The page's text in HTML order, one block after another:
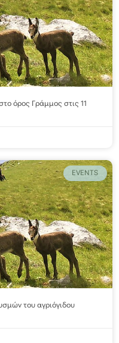
όρος Γράμμος στις 11
EVENTS
του αγριόγιδου